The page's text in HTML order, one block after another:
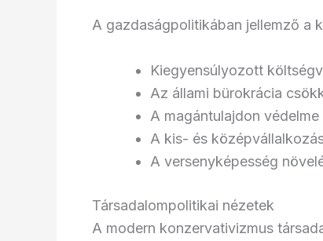
A gazdaságpolitikában jellemző a
Kiegyensúlyozott
Az állami bürokrácia
A magántulajdon védelme
A kis- és
A versenyképesség
Társadalompolitikai nézetek
A modern konzervativizmus